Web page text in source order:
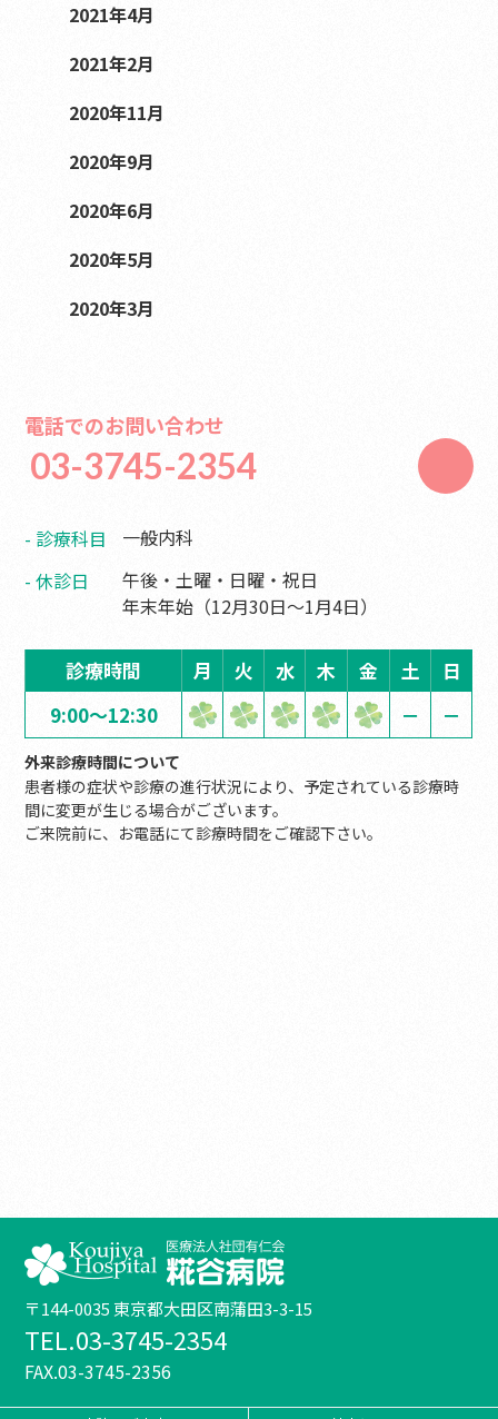
2021年4月
2021年2月
2020年11月
2020年9月
2020年6月
2020年5月
2020年3月
電話でのお問い合わせ
03-3745-2354
診療科目
一般内科
休診日
午後・土曜・日曜・祝日
年末年始（12月30日〜1月4日）
診療時間 月 火 水 木 金 土
日
9:00～12:30
－ －
外来診療時間について
患者様の症状や診療の進行状況により、予定されている診療時
間に変更が生じる場合がございます。
ご来院前に、お電話にて診療時間をご確認下さい。
〒144-0035 東京都大田区南蒲田3-3-15
TEL.03-3745-2354
FAX.03-3745-2356